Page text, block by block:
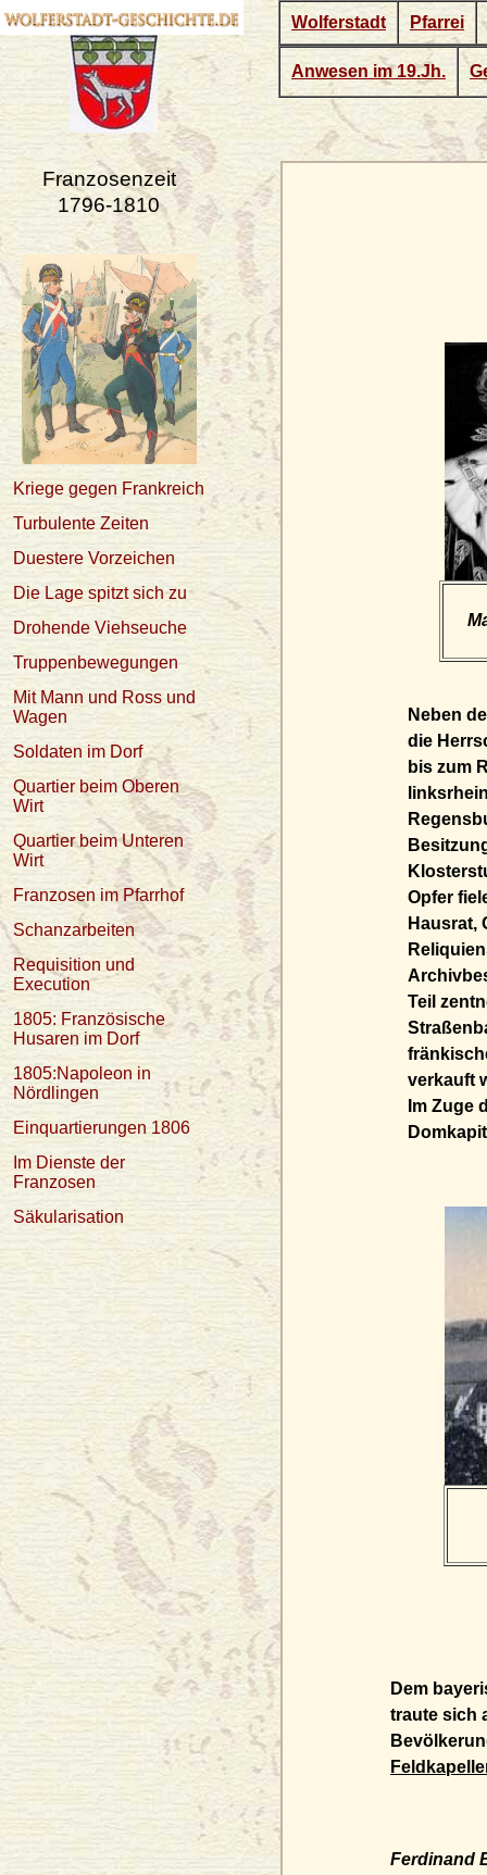
Neben
die
bis zum
Opfer
Hausrat,
Teil
verkauft
Im Zuge
Dem
traute sich
Ferdinand
Wolferstadt Pfarrei
Anwesen im 19.Jh.
Franzosenzeit
1796-1810
Kriege gegen Frankreich
Turbulente Zeiten
Duestere Vorzeichen
Die Lage spitzt sich zu
Drohende Viehseuche
Truppenbewegungen
Mit Mann und Ross und
Wagen
Soldaten im Dorf
Quartier beim Oberen
Wirt
Quartier beim Unteren
Wirt
Franzosen im Pfarrhof
Schanzarbeiten
Requisition und
Execution
1805: Französische
Husaren im Dorf
1805:Napoleon in
Nördlingen
Einquartierungen 1806
Im Dienste der
Franzosen
Säkularisation